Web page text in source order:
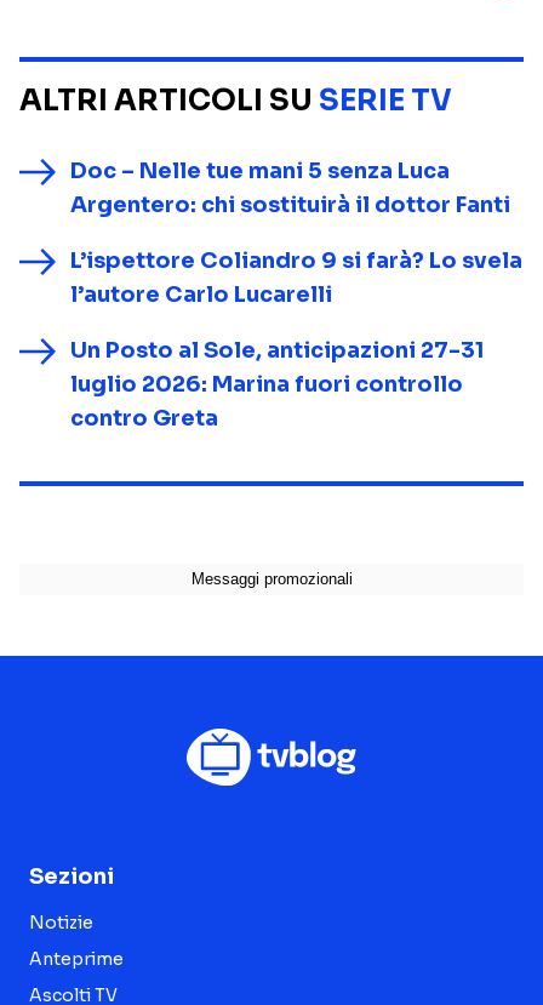
ALTRI ARTICOLI SU SERIE TV
Doc – Nelle tue mani 5 senza Luca
Argentero: chi sostituirà il dottor Fanti
L’ispettore Coliandro 9 si farà? Lo svela
l’autore Carlo Lucarelli
Un Posto al Sole, anticipazioni 27-31
luglio 2026: Marina fuori controllo
contro Greta
Sezioni
Notizie
Anteprime
Ascolti TV